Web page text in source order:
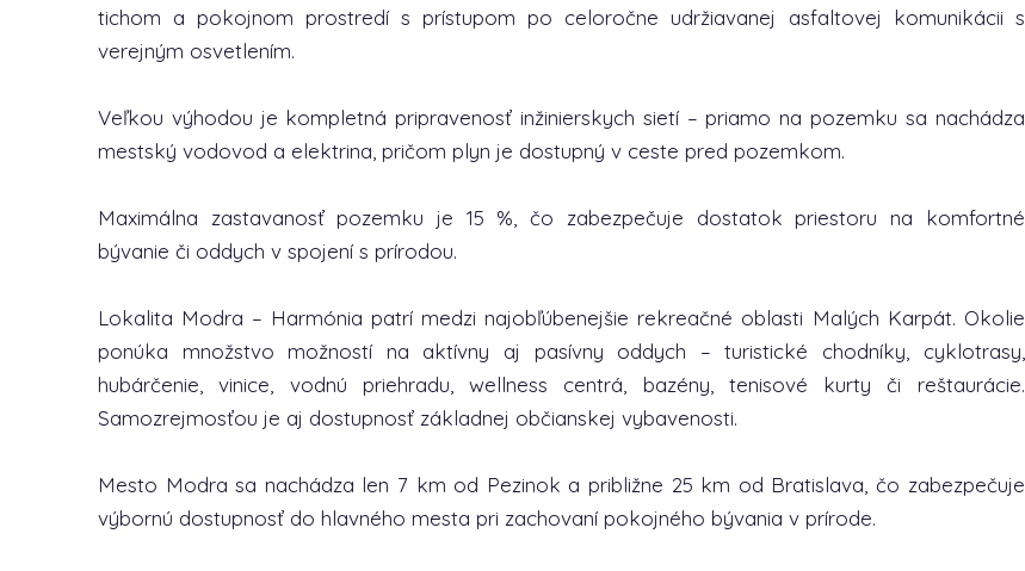
tichom a pokojnom prostredí s prístupom po celoročne udržiavanej asfaltovej komunikácii s
verejným osvetlením.
Veľkou výhodou je kompletná pripravenosť inžinierskych sietí – priamo na pozemku sa nachádza
mestský vodovod a elektrina, pričom plyn je dostupný v ceste pred pozemkom.
Maximálna zastavanosť pozemku je 15 %, čo zabezpečuje dostatok priestoru na komfortné
bývanie či oddych v spojení s prírodou.
Lokalita Modra – Harmónia patrí medzi najobľúbenejšie rekreačné oblasti Malých Karpát. Okolie
ponúka množstvo možností na aktívny aj pasívny oddych – turistické chodníky, cyklotrasy,
hubárčenie, vinice, vodnú priehradu, wellness centrá, bazény, tenisové kurty či reštaurácie.
Samozrejmosťou je aj dostupnosť základnej občianskej vybavenosti.
Mesto Modra sa nachádza len 7 km od Pezinok a približne 25 km od Bratislava, čo zabezpečuje
výbornú dostupnosť do hlavného mesta pri zachovaní pokojného bývania v prírode.